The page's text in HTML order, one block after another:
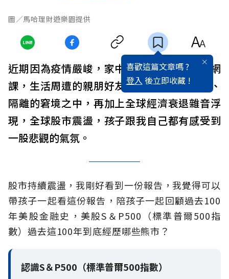
圖／馬哈理財遊樂園提供
喜歡這篇文章嗎 ?
登入 後立即收藏 !
近期因為疫情嚴峻，家中有孩子應該持續上網
課，生活周遭的親朋好友很多人都陷入確診、
隔離的窘境之中，再加上全球經濟衰退雜音浮
現，全球股市震盪，孩子跟我自己都有感受到
一股悲觀的氣氛。
股市持續震盪，我剛好看到一份報告，我覺得可以
帶孩子一起看這份報告，陪孩子一起回顧過去100
年美股金融史，美股S＆P500（標準普爾500指
數）過去這100年到底經歷哪些熊市？
認識S＆P500（標準普爾500指數）